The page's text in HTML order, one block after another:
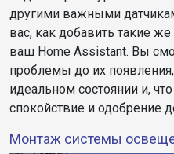
другими важными
вас, как добавить такие
ваш Home Assistant. Вы
проблемы до их
идеальном состоянии и,
спокойствие и одобрение
Монтаж системы